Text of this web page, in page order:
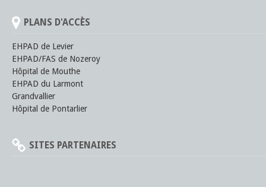
PLANS D'ACCÈS
EHPAD de Levier
EHPAD/FAS de Nozeroy
Hôpital de Mouthe
EHPAD du Larmont
Grandvallier
Hôpital de Pontarlier
SITES PARTENAIRES